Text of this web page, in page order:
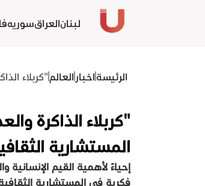
لبنانالعراقسوريه
الرئيسةاخبار العالم"كربلاء
"كربلاء الذاكرة
المستشارية
إحياءً لأهمية القيم
فكرية في المستشارية